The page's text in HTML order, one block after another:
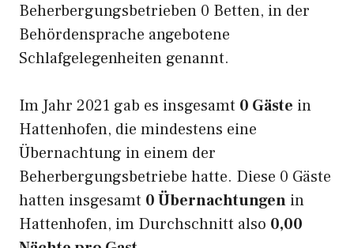
Beherbergungsbetrieben 0 Betten, in der
Behördensprache angebotene
Schlafgelegenheiten genannt.
Im Jahr 2021 gab es insgesamt 0 Gäste in
Hattenhofen, die mindestens eine
Übernachtung in einem der
Beherbergungsbetriebe hatte. Diese 0 Gäste
hatten insgesamt 0 Übernachtungen in
Hattenhofen, im Durchschnitt also 0,00